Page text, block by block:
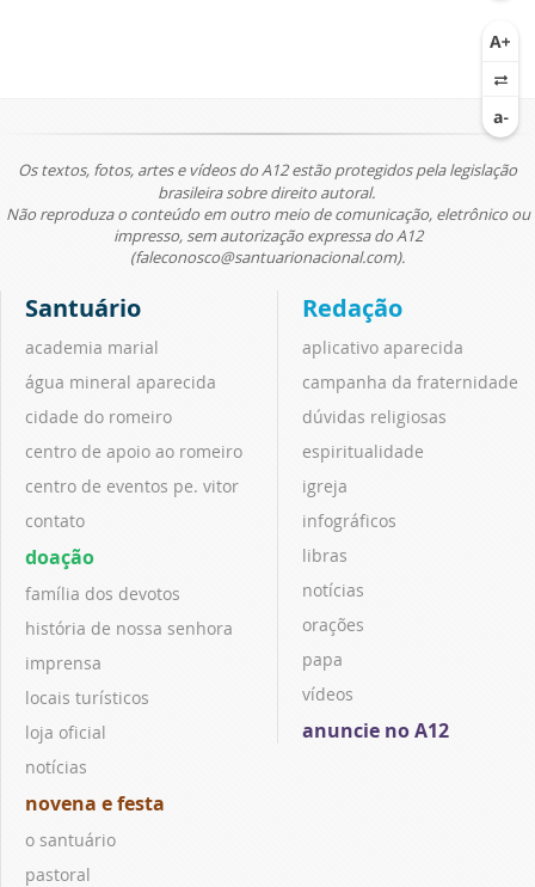
Os textos, fotos, artes e vídeos do A12 estão protegidos pela legislação
brasileira sobre direito autoral.
Não reproduza o conteúdo em outro meio de comunicação, eletrônico ou
impresso, sem autorização expressa do A12
(faleconosco@santuarionacional.com).
Santuário
academia marial
água mineral aparecida
cidade do romeiro
centro de apoio ao romeiro
centro de eventos pe. vitor
contato
doação
família dos devotos
história de nossa senhora
imprensa
locais turísticos
loja oficial
notícias
novena e festa
o santuário
pastoral
Redação
aplicativo aparecida
campanha da fraternidade
dúvidas religiosas
espiritualidade
igreja
infográficos
libras
notícias
orações
papa
vídeos
anuncie no A12